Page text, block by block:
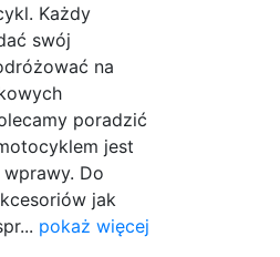
Każdy
swój
na
poradzić
jest
Do
jak
pokaż więcej